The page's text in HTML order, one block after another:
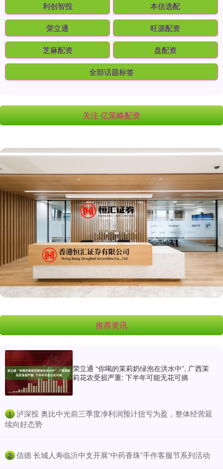
利创智投 本信选配
荣立通 旺源配资
芝麻配资 盘配资
全部话题标签
关注 亿策略配资
推荐资讯
荣立通 “你喝的茉莉奶绿泡在洪水中”, 广西茉
莉花农受损严重: 下半年可能无花可摘
1 ​泸深投 奥比中光前三季度净利润预计扭亏为盈，整体经营延
续向好态势
2 ​信德 长城人寿临沂中支开展“中药香珠”手作客服节系列活动